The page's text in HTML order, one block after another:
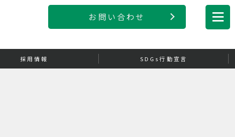
採用情報 SDGs行動宣言
お問い合わせ